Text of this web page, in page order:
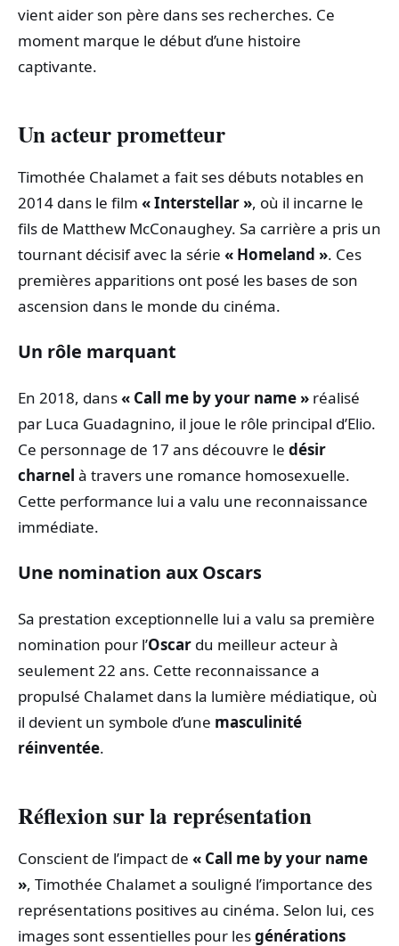
vient aider son père dans ses recherches. Ce
moment marque le début d’une histoire
captivante.
Un acteur prometteur
Timothée Chalamet a fait ses débuts notables en
2014 dans le film « Interstellar », où il incarne le
fils de Matthew McConaughey. Sa carrière a pris un
tournant décisif avec la série « Homeland ». Ces
premières apparitions ont posé les bases de son
ascension dans le monde du cinéma.
Un rôle marquant
En 2018, dans« Call me by your name » réalisé
par Luca Guadagnino, il joue le rôle principal d’Elio.
Ce personnage de 17 ans découvre le désir
charnel à travers une romance homosexuelle.
Cette performance lui a valu une reconnaissance
immédiate.
Une nomination aux Oscars
Sa prestation exceptionnelle lui a valu sa première
nomination pour l’Oscar du meilleur acteur à
seulement 22 ans. Cette reconnaissance a
propulsé Chalamet dans la lumière médiatique, où
il devient un symbole d’une masculinité
réinventée.
Réflexion sur la représentation
Conscient de l’impact de « Call me by your name
», Timothée Chalamet a souligné l’importance des
représentations positives au cinéma. Selon lui, ces
images sont essentielles pour lesgénérations